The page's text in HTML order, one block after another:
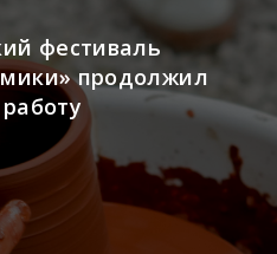
фестиваль
продолжил